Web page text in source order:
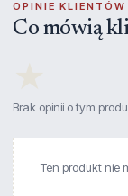
OPINIE KLIENTÓW
Co mówią
Brak opinii o tym
Ten produkt nie